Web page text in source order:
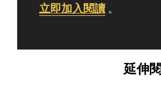
立即加入閱讀 。
延伸